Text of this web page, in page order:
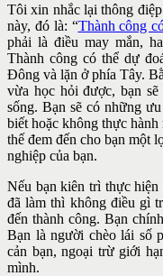
Tôi xin nhắc lại thông
này, đó là: “Thành công
phải là điều may mắn,
Thành công có thể dự
Đông và lặn ở phía Tây.
vừa học hỏi được, bạn
sống. Bạn sẽ có những
biết hoặc không thực
thế đem đến cho bạn một
nghiệp của bạn.
Nếu bạn kiên trì thực
đã làm thì không điều gì
đến thành công. Bạn
Bạn là người chèo lái số
cản bạn, ngoại trừ giới
mình.